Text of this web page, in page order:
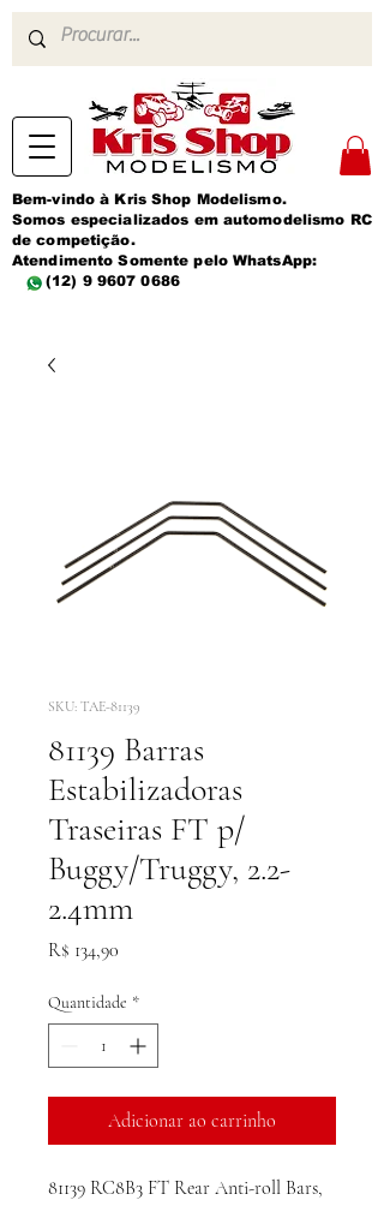
Bem-vindo à Kris Shop Modelismo.
Somos especializados em automodelismo RC
de competição.
Atendimento Somente pelo WhatsApp:
(12) 9 9607 0686
SKU: TAE-81139
81139 Barras
Estabilizadoras
Traseiras FT p/
Buggy/Truggy, 2.2-
2.4mm
R$ 134,90
Quantidade *
Adicionar ao carrinho
81139 RC8B3 FT Rear Anti-roll Bars,